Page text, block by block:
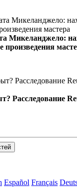
Микеланджело:
произведения
Расследование
Español Français